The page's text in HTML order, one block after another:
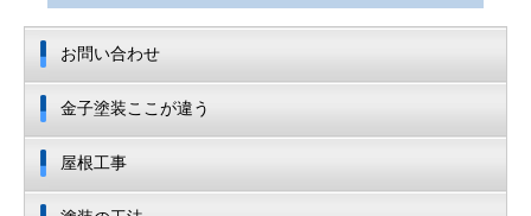
お問い合わせ
金子塗装ここが違う
屋根工事